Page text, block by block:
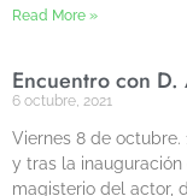
Read More »
Encuentro con
6 octubre, 2021
Viernes 8 de octubre.
y tras la
magisterio del actor,